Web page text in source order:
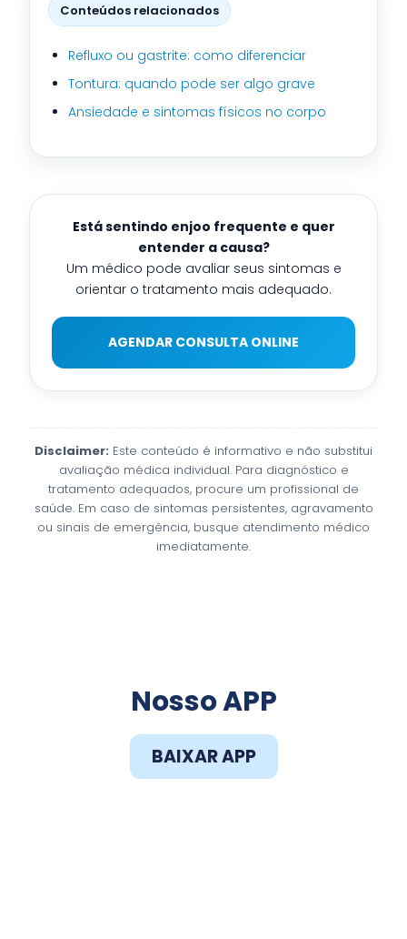
Conteúdos relacionados
Refluxo ou gastrite: como diferenciar
Tontura: quando pode ser algo grave
Ansiedade e sintomas físicos no corpo
Está sentindo enjoo frequente e quer
entender a causa?
Um médico pode avaliar seus sintomas e
orientar o tratamento mais adequado.
AGENDAR CONSULTA ONLINE
Disclaimer: Este conteúdo é informativo e não substitui
avaliação médica individual. Para diagnóstico e
tratamento adequados, procure um profissional de
saúde. Em caso de sintomas persistentes, agravamento
ou sinais de emergência, busque atendimento médico
imediatamente.
Nosso APP
BAIXAR APP